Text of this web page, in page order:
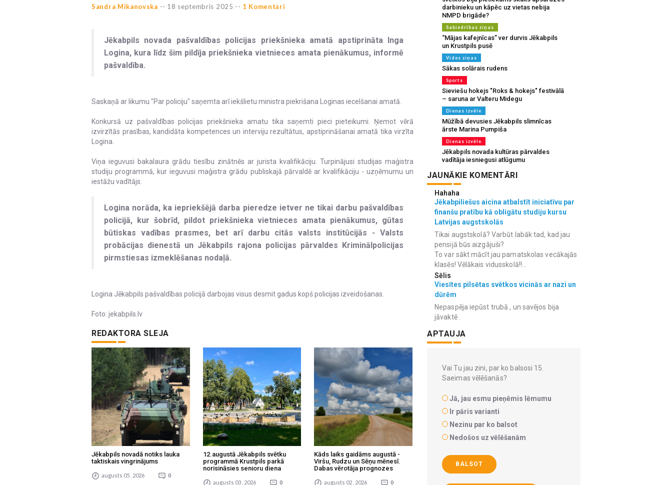
Sandra Mikanovska -- 18 septembris 2025 -- 1 Komentāri
Jēkabpils novada pašvaldības policijas priekšnieka amatā apstiprināta Inga
Logina, kura līdz šim pildīja priekšnieka vietnieces amata pienākumus, informē
pašvaldība.
Saskaņā ar likumu "Par policiju" saņemta arī iekšlietu ministra piekrišana Loginas iecelšanai amatā.
Konkursā uz pašvaldības policijas priekšnieka amatu tika saņemti pieci pieteikumi. Ņemot vērā
izvirzītās prasības, kandidāta kompetences un interviju rezultātus, apstiprināšanai amatā tika virzīta
Logina.
Viņa ieguvusi bakalaura grādu tiesību zinātnēs ar jurista kvalifikāciju. Turpinājusi studijas maģistra
studiju programmā, kur ieguvusi maģistra grādu publiskajā pārvaldē ar kvalifikāciju - uzņēmumu un
iestāžu vadītājs.
Logina norāda, ka iepriekšējā darba pieredze ietver ne tikai darbu pašvaldības
policijā, kur šobrīd, pildot priekšnieka vietnieces amata pienākumus, gūtas
būtiskas vadības prasmes, bet arī darbu citās valsts institūcijās - Valsts
probācijas dienestā un Jēkabpils rajona policijas pārvaldes Kriminālpolicijas
pirmstiesas izmeklēšanas nodaļā.
Logina Jēkabpils pašvaldības policijā darbojas visus desmit gadus kopš policijas izveidošanas.
Foto: jekabpils.lv
REDAKTORA SLEJA
Jēkabpils novadā notiks lauka
taktiskais vingrinājums
augusts 05 , 2026 0
12.augustā Jēkabpils svētku
programmā Krustpils parkā
norisināsies senioru diena
augusts 03 , 2026 0
Kāds laiks gaidāms augustā -
Viršu, Rudzu un Sēņu mēnesī.
Dabas vērotāja prognozes
augusts 02 , 2026 0
darbinieku un kāpēc uz vietas nebija
NMPD brigāde?
Sabiedrības ziņas
“Mājas kafejnīcas” ver durvis Jēkabpils
un Krustpils pusē
Vides ziņas
Sākas solārais rudens
Sports
Sieviešu hokejs "Roks & hokejs" festivālā
– saruna ar Valteru Midegu
Dienas izvēle
Mūžībā devusies Jēkabpils slimnīcas
ārste Marina Pumpiša
Dienas izvēle
Jēkabpils novada kultūras pārvaldes
vadītāja iesniegusi atlūgumu
JAUNĀKIE KOMENTĀRI
Hahaha
Jēkabpiliešus aicina atbalstīt iniciatīvu par
finanšu pratību kā obligātu studiju kursu
Latvijas augstskolās
Tikai augstskolā? Varbūt labāk tad, kad jau
pensijā būs aizgājuši?
To var sākt mācīt jau pamatskolas vecākajās
klasēs! Vēlākais vidusskolā!!...
Sēlis
Viesītes pilsētas svētkos vicinās ar nazi un
dūrēm
Nepaspēja iepūst trubā , un savējos bija
jāvaktē .
APTAUJA
Vai Tu jau zini, par ko balsosi 15.
Saeimas vēlēšanās?
Jā, jau esmu pieņēmis lēmumu
Ir pāris varianti
Nezinu par ko balsot
Nedošos uz vēlēšanām
BALSOT